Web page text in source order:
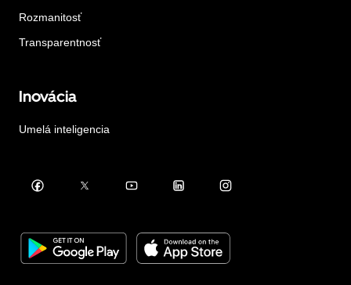
Rozmanitosť
Transparentnosť
Inovácia
Umelá inteligencia